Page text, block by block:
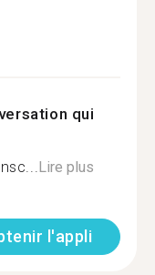
qui
Lire plus
l'appli